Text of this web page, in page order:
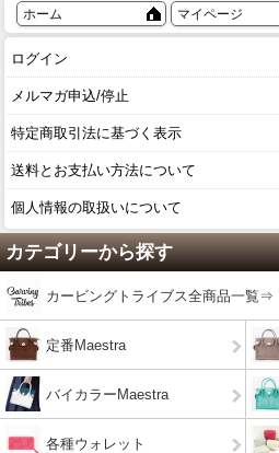
ホーム マイページ
ログイン
メルマガ申込/停止
特定商取引法に基づく表示
送料とお支払い方法について
個人情報の取扱いについて
カテゴリーから探す
カービングトライブス全商品一覧⇒
定番Maestra
バイカラーMaestra
各種ウォレット